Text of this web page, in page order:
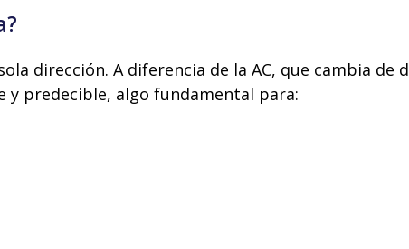
dirección. A diferencia de la AC, que cambia de
y predecible, algo fundamental para: